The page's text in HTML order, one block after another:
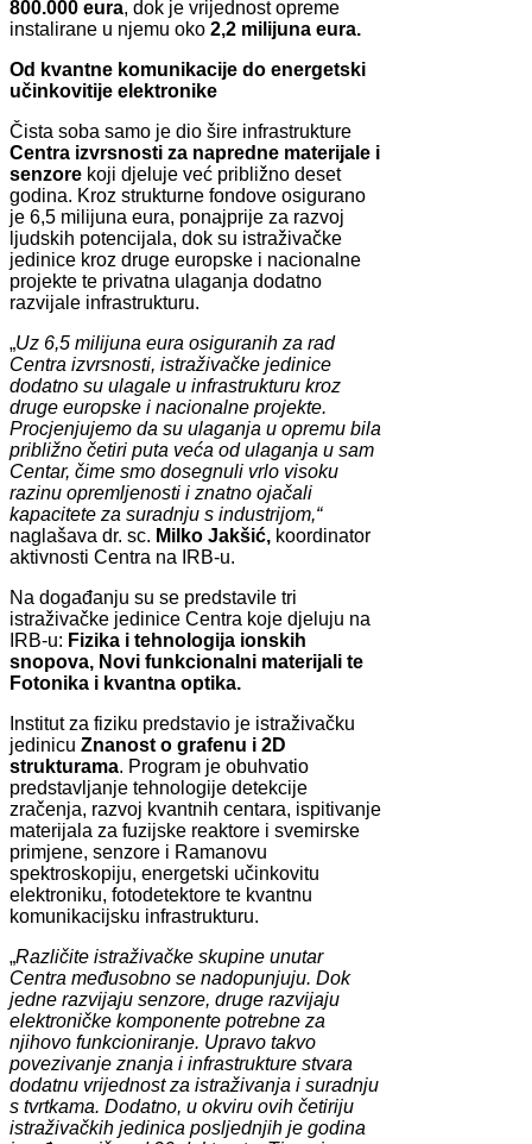
800.000 eura, dok je vrijednost opreme
instalirane u njemu oko 2,2 milijuna eura.
Od kvantne komunikacije do energetski
učinkovitije elektronike
Čista soba samo je dio šire infrastrukture
Centra izvrsnosti za napredne materijale i
senzore koji djeluje već približno deset
godina. Kroz strukturne fondove osigurano
je 6,5 milijuna eura, ponajprije za razvoj
ljudskih potencijala, dok su istraživačke
jedinice kroz druge europske i nacionalne
projekte te privatna ulaganja dodatno
razvijale infrastrukturu.
„Uz 6,5 milijuna eura osiguranih za rad
Centra izvrsnosti, istraživačke jedinice
dodatno su ulagale u infrastrukturu kroz
druge europske i nacionalne projekte.
Procjenjujemo da su ulaganja u opremu bila
približno četiri puta veća od ulaganja u sam
Centar, čime smo dosegnuli vrlo visoku
razinu opremljenosti i znatno ojačali
kapacitete za suradnju s industrijom,“
naglašava dr. sc. Milko Jakšić, koordinator
aktivnosti Centra na IRB-u.
Na događanju su se predstavile tri
istraživačke jedinice Centra koje djeluju na
IRB-u: Fizika i tehnologija ionskih
snopova, Novi funkcionalni materijali te
Fotonika i kvantna optika.
Institut za fiziku predstavio je istraživačku
jedinicu Znanost o grafenu i 2D
strukturama. Program je obuhvatio
predstavljanje tehnologije detekcije
zračenja, razvoj kvantnih centara, ispitivanje
materijala za fuzijske reaktore i svemirske
primjene, senzore i Ramanovu
spektroskopiju, energetski učinkovitu
elektroniku, fotodetektore te kvantnu
komunikacijsku infrastrukturu.
„Različite istraživačke skupine unutar
Centra međusobno se nadopunjuju. Dok
jedne razvijaju senzore, druge razvijaju
elektroničke komponente potrebne za
njihovo funkcioniranje. Upravo takvo
povezivanje znanja i infrastrukture stvara
dodatnu vrijednost za istraživanja i suradnju
s tvrtkama. Dodatno, u okviru ovih četiriju
istraživačkih jedinica posljednjih je godina